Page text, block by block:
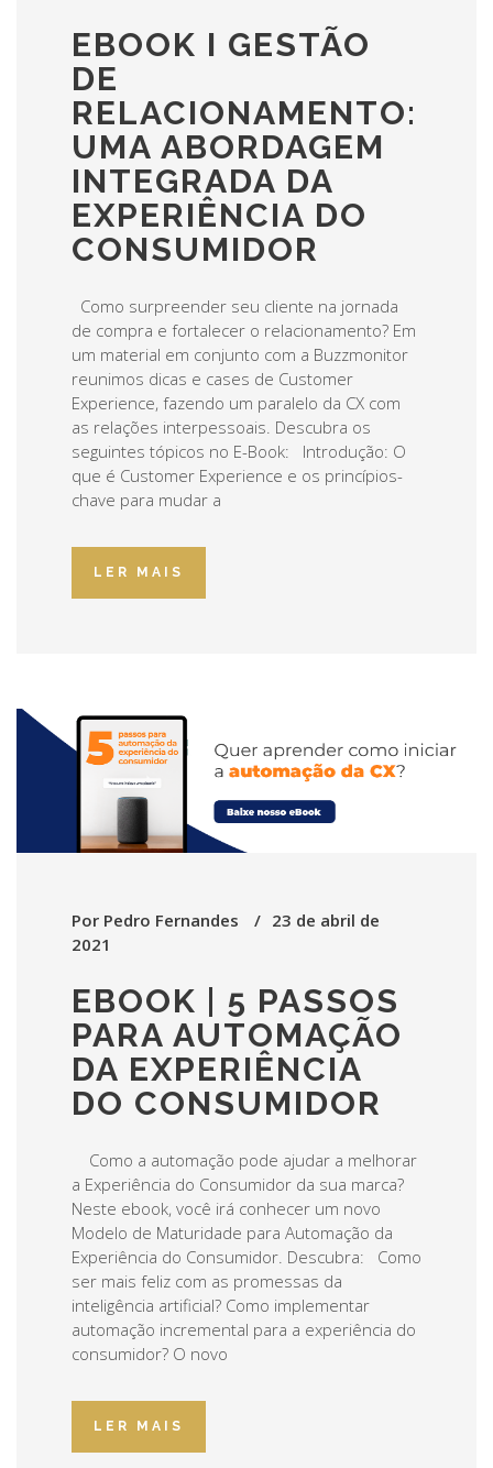
EBOOK I GESTÃO
DE
RELACIONAMENTO:
UMA ABORDAGEM
INTEGRADA DA
EXPERIÊNCIA DO
CONSUMIDOR
Como surpreender seu cliente na jornada
de compra e fortalecer o relacionamento? Em
um material em conjunto com a Buzzmonitor
reunimos dicas e cases de Customer
Experience, fazendo um paralelo da CX com
as relações interpessoais. Descubra os
seguintes tópicos no E-Book: Introdução: O
que é Customer Experience e os princípios-
chave para mudar a
LER MAIS
Por Pedro Fernandes
23 de abril de
2021
EBOOK | 5 PASSOS
PARA AUTOMAÇÃO
DA EXPERIÊNCIA
DO CONSUMIDOR
Como a automação pode ajudar a melhorar
a Experiência do Consumidor da sua marca?
Neste ebook, você irá conhecer um novo
Modelo de Maturidade para Automação da
Experiência do Consumidor. Descubra: Como
ser mais feliz com as promessas da
inteligência artificial? Como implementar
automação incremental para a experiência do
consumidor? O novo
LER MAIS